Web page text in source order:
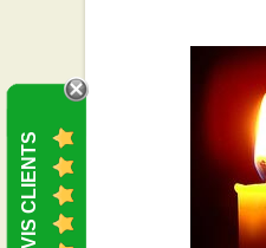
AVIS CLIENTS